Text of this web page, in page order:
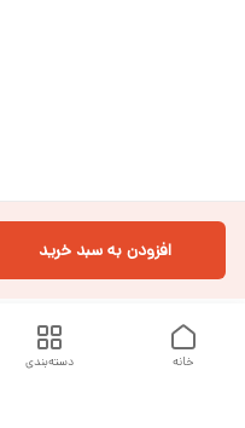
افزودن به سبد خرید
دسته‌بندی خانه